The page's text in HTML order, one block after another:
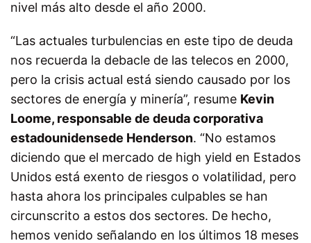
nivel más alto desde el año 2000.
“Las actuales turbulencias en este tipo de deuda
nos recuerda la debacle de las telecos en 2000,
pero la crisis actual está siendo causado por los
sectores de energía y minería”, resume Kevin
Loome, responsable de deuda corporativa
estadounidensede Henderson. “No estamos
diciendo que el mercado de high yield en Estados
Unidos está exento de riesgos o volatilidad, pero
hasta ahora los principales culpables se han
circunscrito a estos dos sectores. De hecho,
hemos venido señalando en los últimos 18 meses